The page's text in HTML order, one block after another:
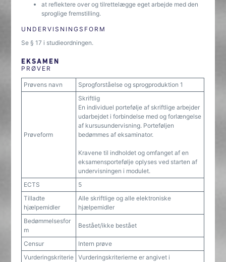
at reflektere over og tilrettelægge eget arbejde med den
sproglige fremstilling.
UNDERVISNINGSFORM
Se § 17 i studieordningen.
EKSAMEN
PRØVER
Prøvens navn Sprogforståelse og sprogproduktion 1
Prøveform
Skriftlig
En individuel portefølje af skriftlige arbejder
udarbejdet i forbindelse med og forlængelse
af kursusundervisning. Porteføljen
bedømmes af eksaminator.
Kravene til indholdet og omfanget af en
eksamensportefølje oplyses ved starten af
undervisningen i modulet.
ECTS
5
Tilladte
hjælpemidler
Alle skriftlige og alle elektroniske
hjælpemidler
Bedømmelsesfor
m
Bestået/ikke bestået
Censur
Intern prøve
Vurderingskriterie
Vurderingskriterierne er angivet i